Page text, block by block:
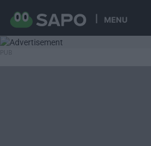
MENU